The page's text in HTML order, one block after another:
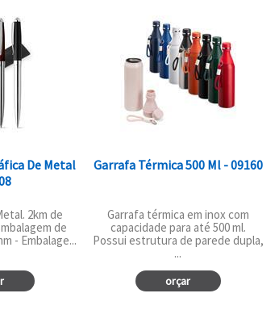
De Metal
2km de
de
- Embalage...
Garrafa Térmica 500 Ml - 09160
Garrafa térmica em inox com
capacidade para até 500 ml.
Possui estrutura de parede dupla,
...
orçar